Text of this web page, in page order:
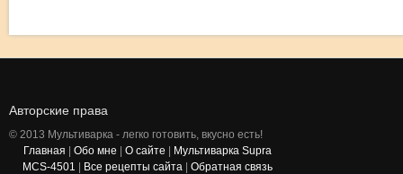
Авторские права
© 2013 Мультиварка - легко готовить, вкусно есть!
Главная
Обо мне О сайте
Мультиварка Supra
MCS-4501
Все рецепты сайта| Обратная связь